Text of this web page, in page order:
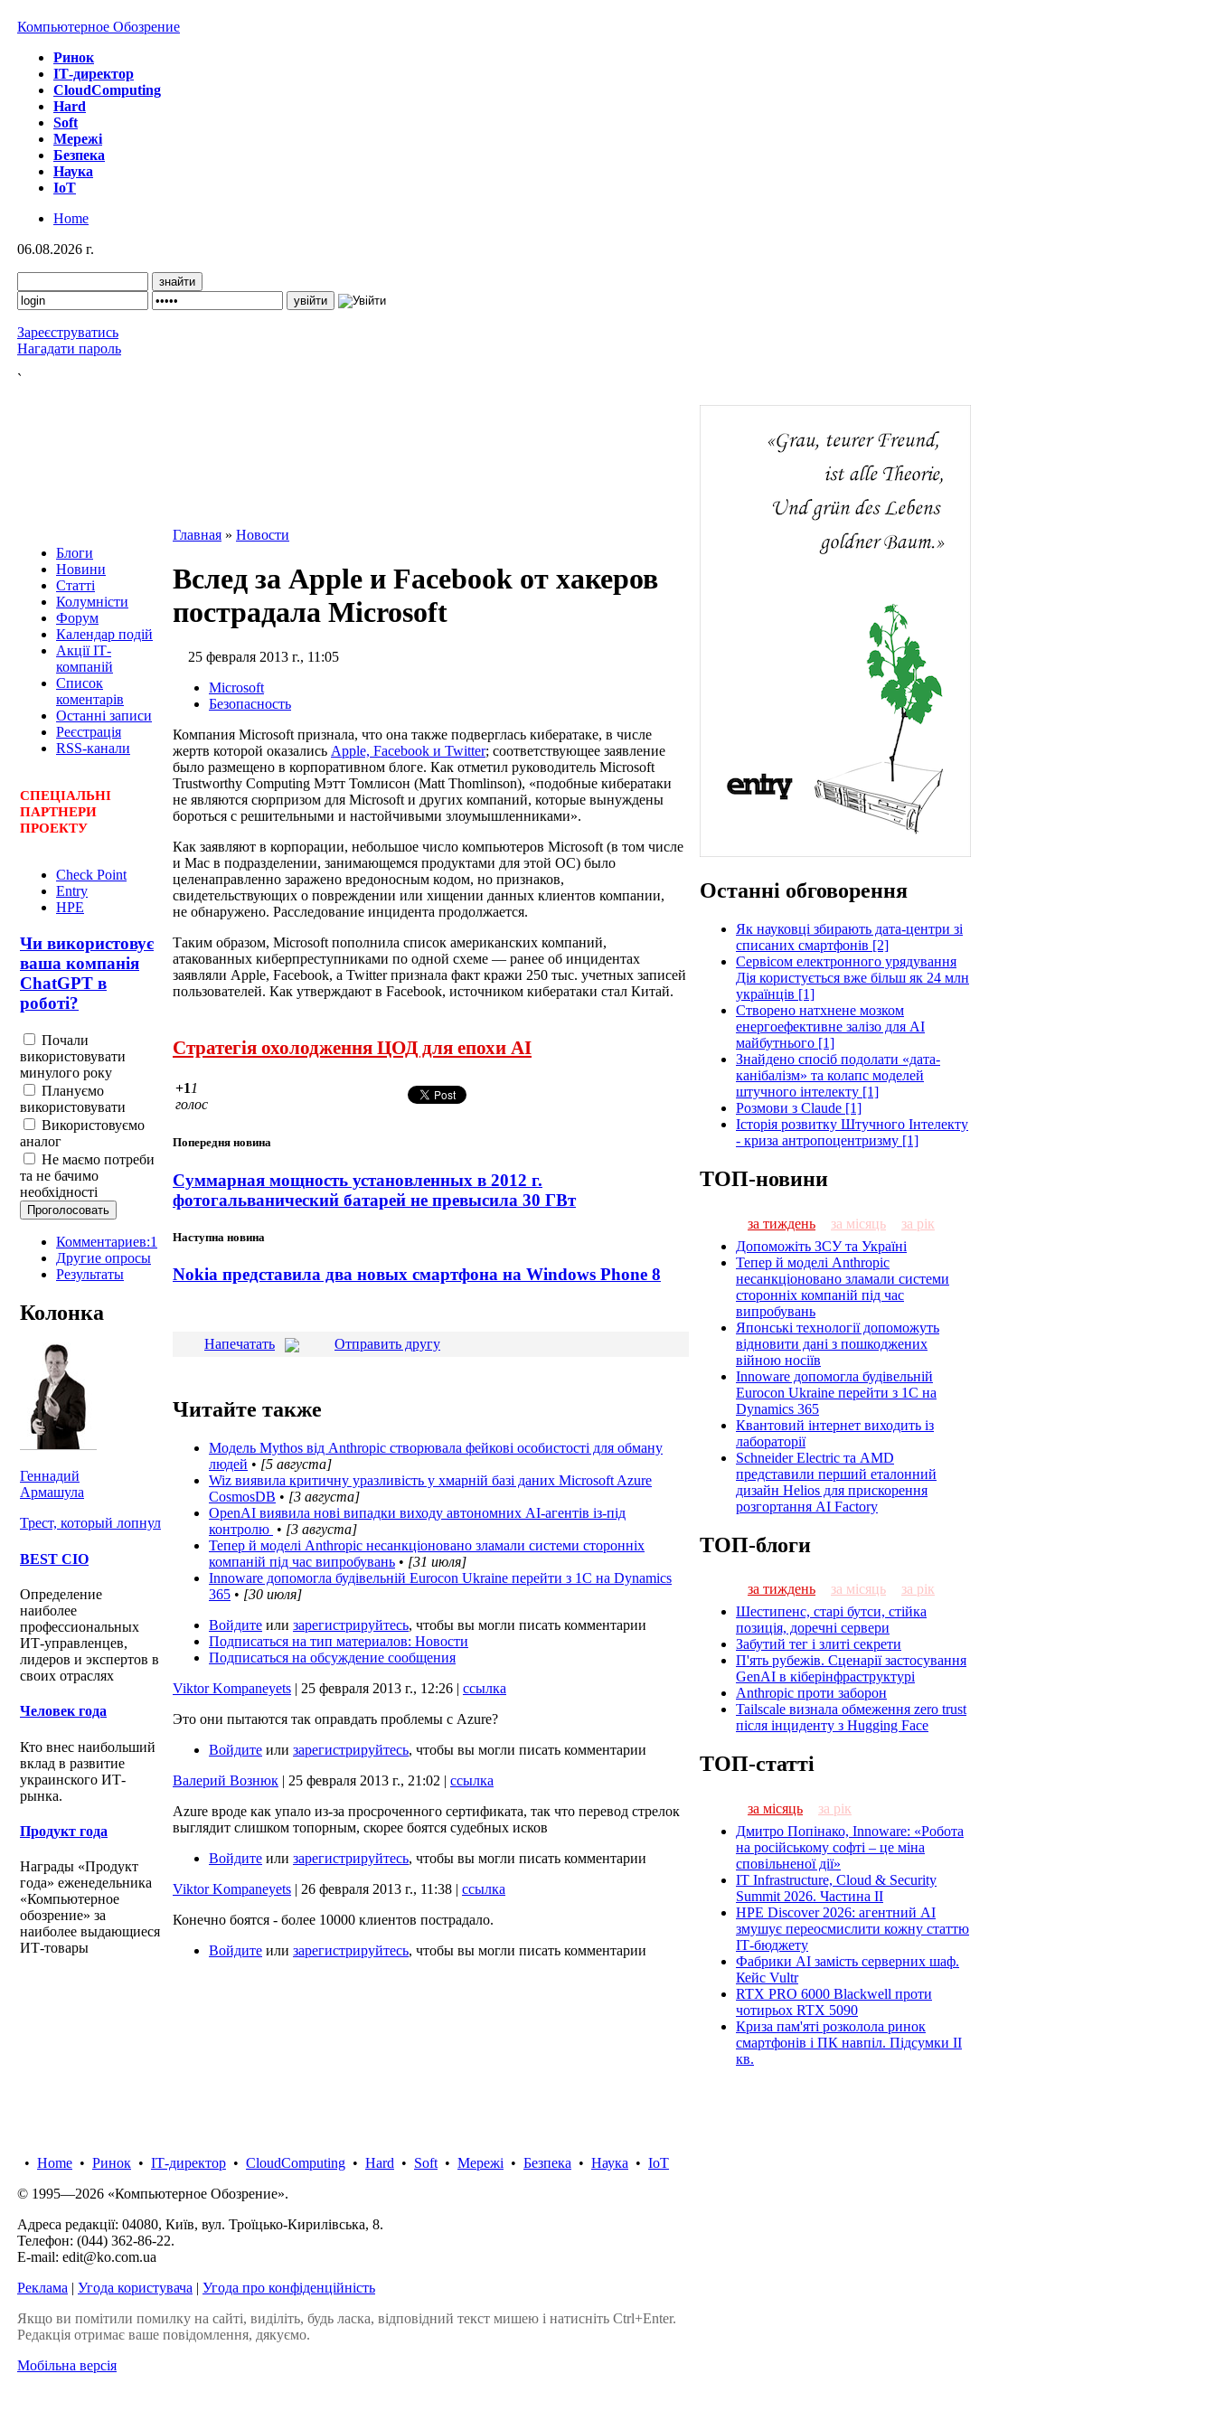
Компьютерное Обозрение
Ринок
IТ-директор
CloudComputing
Hard
Soft
Мережі
Безпека
Наука
IoT
Home
06.08.2026 г.
Зареєструватись
Нагадати пароль
`
Блоги
Новини
Статті
Колумністи
Форум
Календар подій
Акції ІТ-
компаній
Список
коментарів
Останні записи
Реєстрація
RSS-канали
СПЕЦІАЛЬНІ
ПАРТНЕРИ
ПРОЕКТУ
Check Point
Entry
HPE
Чи використовує
ваша компанія
ChatGPT в
роботі?
Почали
використовувати
минулого року
Плануємо
використовувати
Використовуємо
аналог
Не маємо потреби
та не бачимо
необхідності
Комментариев:1
Другие опросы
Результаты
Колонка
Геннадий
Армашула
Трест, который лопнул
BEST CIO
Определение
наиболее
профессиональных
ИТ-управленцев,
лидеров и экспертов в
своих отраслях
Человек года
Кто внес наибольший
вклад в развитие
украинского ИТ-
рынка.
Продукт года
Награды «Продукт
года» еженедельника
«Компьютерное
обозрение» за
наиболее выдающиеся
ИТ-товары
Главная » Новости
Вслед за Apple и Facebook от хакеров
пострадала Microsoft
25 февраля 2013 г., 11:05
Microsoft
Безопасность
Компания Microsoft признала, что она также подверглась кибератаке, в числе
жертв которой оказались Apple, Facebook и Twitter; соответствующее заявление
было размещено в корпоративном блоге. Как отметил руководитель Microsoft
Trustworthy Computing Мэтт Томлисон (Matt Thomlinson), «подобные кибератаки
не являются сюрпризом для Microsoft и других компаний, которые вынуждены
бороться с решительными и настойчивыми злоумышленниками».
Как заявляют в корпорации, небольшое число компьютеров Microsoft (в том числе
и Mac в подразделении, занимающемся продуктами для этой ОС) было
целенаправленно заражено вредоносным кодом, но признаков,
свидетельствующих о повреждении или хищении данных клиентов компании,
не обнаружено. Расследование инцидента продолжается.
Таким образом, Microsoft пополнила список американских компаний,
атакованных киберпреступниками по одной схеме — ранее об инцидентах
заявляли Apple, Facebook, а Twitter признала факт кражи 250 тыс. учетных записей
пользователей. Как утверждают в Facebook, источником кибератаки стал Китай.
Стратегія охолодження ЦОД для епохи AI
+1 1
голос
Попередня новина
Суммарная мощность установленных в 2012 г.
фотогальванический батарей не превысила 30 ГВт
Наступна новина
Nokia представила два новых смартфона на Windows Phone 8
Напечатать Отправить другу
Читайте также
Модель Mythos від Anthropic створювала фейкові особистості для обману
людей • [5 августа]
Wiz виявила критичну уразливість у хмарній базі даних Microsoft Azure
CosmosDB • [3 августа]
OpenAI виявила нові випадки виходу автономних AI-агентів із-під
контролю • [3 августа]
Тепер й моделі Anthropic несанкціоновано зламали системи сторонніх
компаній під час випробувань • [31 июля]
Innoware допомогла будівельній Eurocon Ukraine перейти з 1С на Dynamics
365 • [30 июля]
Войдите или зарегистрируйтесь, чтобы вы могли писать комментарии
Подписаться на тип материалов: Новости
Подписаться на обсуждение сообщения
Viktor Kompaneyets | 25 февраля 2013 г., 12:26 | ссылка
Это они пытаются так оправдать проблемы с Azure?
Войдите или зарегистрируйтесь, чтобы вы могли писать комментарии
Валерий Вознюк | 25 февраля 2013 г., 21:02 | ссылка
Azure вроде как упало из-за просроченного сертификата, так что перевод стрелок
выглядит слишком топорным, скорее боятся судебных исков
Войдите или зарегистрируйтесь, чтобы вы могли писать комментарии
Viktor Kompaneyets | 26 февраля 2013 г., 11:38 | ссылка
Конечно боятся - более 10000 клиентов пострадало.
Войдите или зарегистрируйтесь, чтобы вы могли писать комментарии
Останні обговорення
Як науковці збирають дата-центри зі
списаних смартфонів [2]
Сервісом електронного урядування
Дія користується вже більш як 24 млн
українців [1]
Створено натхнене мозком
енергоефективне залізо для AI
майбутнього [1]
Знайдено спосіб подолати «дата-
канібалізм» та колапс моделей
штучного інтелекту [1]
Розмови з Claude [1]
Історія розвитку Штучного Інтелекту
- криза антропоцентризму [1]
ТОП-новини
за тиждень за місяць
за рік
Допоможіть ЗСУ та Україні
Тепер й моделі Anthropic
несанкціоновано зламали системи
сторонніх компаній під час
випробувань
Японські технології допоможуть
відновити дані з пошкоджених
війною носіїв
Innoware допомогла будівельній
Eurocon Ukraine перейти з 1С на
Dynamics 365
Квантовий інтернет виходить із
лабораторії
Schneider Electric та AMD
представили перший еталонний
дизайн Helios для прискорення
розгортання AI Factory
ТОП-блоги
за тиждень за місяць
за рік
Шестипенс, старі бутси, стійка
позиція, доречні сервери
Забутий тег і злиті секрети
П'ять рубежів. Сценарії застосування
GenAI в кіберінфраструктурі
Anthropic проти заборон
Tailscale визнала обмеження zero trust
після інциденту з Hugging Face
ТОП-статті
за місяць
за рік
Дмитро Попінако, Innoware: «Робота
на російському софті – це міна
сповільненої дії»
IT Infrastructure, Cloud & Security
Summit 2026. Частина ІІ
HPE Discover 2026: агентний AI
змушує переосмислити кожну статтю
ІТ-бюджету
Фабрики AI замість серверних шаф.
Кейс Vultr
RTX PRO 6000 Blackwell проти
чотирьох RTX 5090
Криза пам'яті розколола ринок
смартфонів і ПК навпіл. Підсумки ІІ
кв.
• Home • Ринок • IТ-директор • CloudComputing • Hard • Soft • Мережі • Безпека • Наука • IoT
© 1995—2026 «Компьютерное Обозрение».
Адреса редакції: 04080, Київ, вул. Троїцько-Кирилівська, 8.
Телефон: (044) 362-86-22.
E-mail: edit@ko.com.ua
Реклама | Угода користувача | Угода про конфіденційність
Якщо ви помітили помилку на сайті, виділіть, будь ласка, відповідний текст мишею і натисніть Ctrl+Enter.
Редакція отримає ваше повідомлення, дякуємо.
Мобільна версія